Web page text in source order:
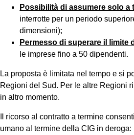
Possibilità di assumere solo a
interrotte per un periodo
dimensioni);
Permesso di superare il limite
le imprese fino a 50 dipendenti.
La proposta è limitata nel tempo e si
Regioni del Sud. Per le altre Regioni
in altro momento.
Il ricorso al contratto a termine
umano al termine della CIG in